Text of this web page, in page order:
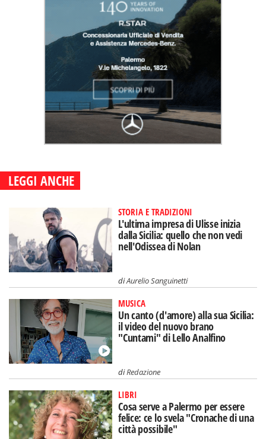
LEGGI ANCHE
STORIA E TRADIZIONI
L'ultima impresa di Ulisse inizia
dalla Sicilia: quello che non vedi
nell'Odissea di Nolan
diAurelio Sanguinetti
MUSICA
Un canto (d'amore) alla sua Sicilia:
il video del nuovo brano
"Cuntami" di Lello Analfino
diRedazione
LIBRI
Cosa serve a Palermo per essere
felice: ce lo svela "Cronache di una
città possibile"